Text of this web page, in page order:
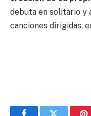
debuta en solitario y
canciones dirigidas,